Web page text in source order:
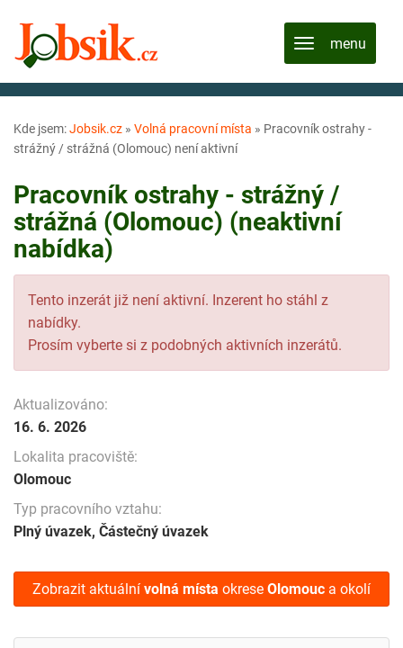
Kde jsem:Jobsik.cz » Volná pracovní místa » Pracovník ostrahy -
strážný / strážná (Olomouc) není aktivní
Pracovník ostrahy - strážný /
strážná (Olomouc) (neaktivní
nabídka)
Tento inzerát již není aktivní. Inzerent ho stáhl z
nabídky.
Prosím vyberte si z podobných aktivních inzerátů.
Aktualizováno:
16. 6. 2026
Lokalita pracoviště:
Olomouc
Typ pracovního vztahu:
Plný úvazek, Částečný úvazek
Zobrazit aktuální volná místa okrese Olomouc a okolí